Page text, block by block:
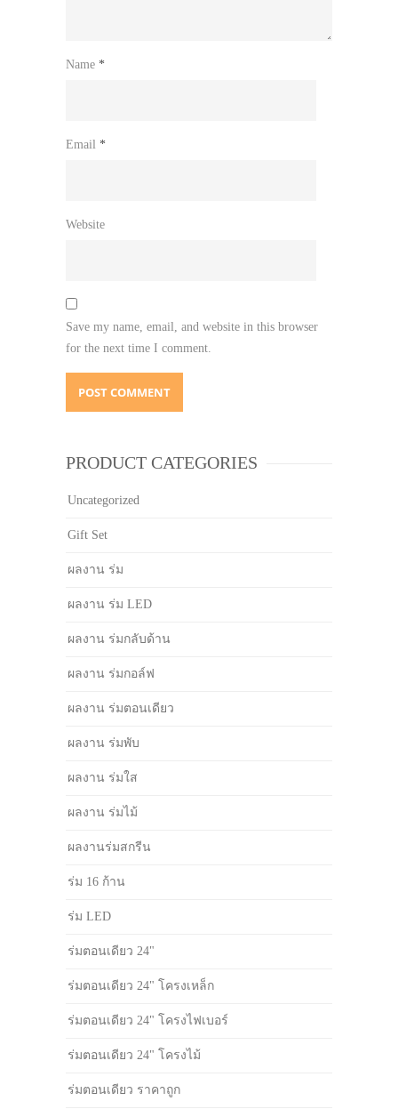
Name *
Email *
Website
Save my name, email, and website in this browser
for the next time I comment.
PRODUCT CATEGORIES
Uncategorized
Gift Set
ผลงาน ร่ม
ผลงาน ร่ม LED
ผลงาน ร่มกลับด้าน
ผลงาน ร่มกอล์ฟ
ผลงาน ร่มตอนเดียว
ผลงาน ร่มพับ
ผลงาน ร่มใส
ผลงาน ร่มไม้
ผลงานร่มสกรีน
ร่ม 16 ก้าน
ร่ม LED
ร่มตอนเดียว 24"
ร่มตอนเดียว 24" โครงเหล็ก
ร่มตอนเดียว 24" โครงไฟเบอร์
ร่มตอนเดียว 24" โครงไม้
ร่มตอนเดียว ราคาถูก